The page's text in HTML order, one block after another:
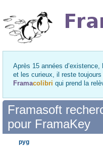
Après 15 années
et les curieux, il reste
Framacolibri qui prend la
Framasoft
pour FramaKey
pyg